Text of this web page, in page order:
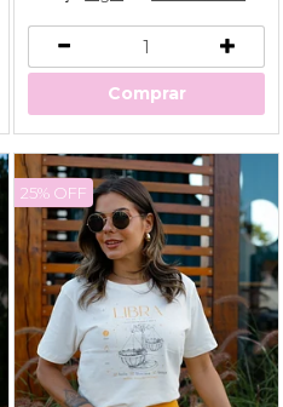
Comprar
25% OFF